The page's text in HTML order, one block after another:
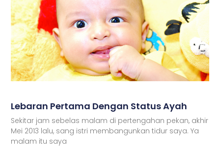
Lebaran Pertama Dengan Status Ayah
Sekitar jam sebelas malam di pertengahan pekan, akhir
Mei 2013 lalu, sang istri membangunkan tidur saya. Ya
malam itu saya